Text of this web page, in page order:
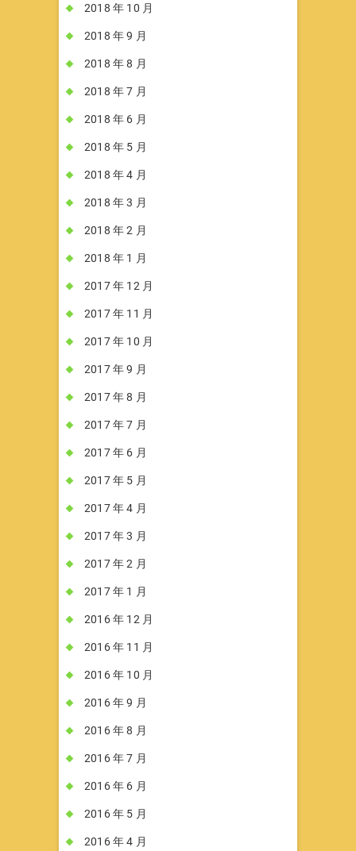
2018 年 10 月
2018 年 9 月
2018 年 8 月
2018 年 7 月
2018 年 6 月
2018 年 5 月
2018 年 4 月
2018 年 3 月
2018 年 2 月
2018 年 1 月
2017 年 12 月
2017 年 11 月
2017 年 10 月
2017 年 9 月
2017 年 8 月
2017 年 7 月
2017 年 6 月
2017 年 5 月
2017 年 4 月
2017 年 3 月
2017 年 2 月
2017 年 1 月
2016 年 12 月
2016 年 11 月
2016 年 10 月
2016 年 9 月
2016 年 8 月
2016 年 7 月
2016 年 6 月
2016 年 5 月
2016 年 4 月